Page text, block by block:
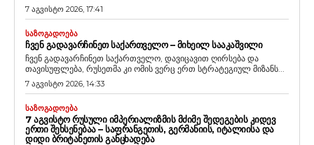
7 აგვისტო 2026, 17:41
ᲡᲐᲖᲝᲒᲐᲓᲝᲔᲑᲐ
ᲩᲕᲔᲜ ᲒᲐᲓᲐᲕᲐᲠᲩᲘᲜᲔᲗ ᲡᲐᲥᲐᲠᲗᲕᲔᲚᲝ – ᲛᲘᲮᲔᲘᲚ ᲡᲐᲐᲙᲐᲨᲕᲘᲚᲘ
ჩვენ გადავარჩინეთ საქართველო, დავიცავით ღირსება და
თავისუფლება, რუსეთმა კი ომის ვერც ერთ სტრატეგიულ მიზანს...
7 აგვისტო 2026, 14:33
ᲡᲐᲖᲝᲒᲐᲓᲝᲔᲑᲐ
7 ᲐᲒᲕᲘᲡᲢᲝ ᲠᲣᲡᲣᲚᲘ ᲘᲛᲞᲔᲠᲘᲐᲚᲘᲖᲛᲘᲡ ᲛᲫᲘᲛᲔ ᲨᲔᲓᲔᲒᲔᲑᲘᲡ ᲙᲘᲓᲔᲕ
ᲔᲠᲗᲘ ᲨᲔᲮᲡᲔᲜᲔᲑᲐᲐ – ᲡᲐᲤᲠᲐᲜᲒᲔᲗᲘᲡ, ᲒᲔᲠᲛᲐᲜᲘᲘᲡ, ᲘᲢᲐᲚᲘᲘᲡᲐ ᲓᲐ
ᲓᲘᲓᲘ ᲑᲠᲘᲢᲐᲜᲔᲗᲘᲡ ᲒᲐᲜᲪᲮᲐᲓᲔᲑᲐ